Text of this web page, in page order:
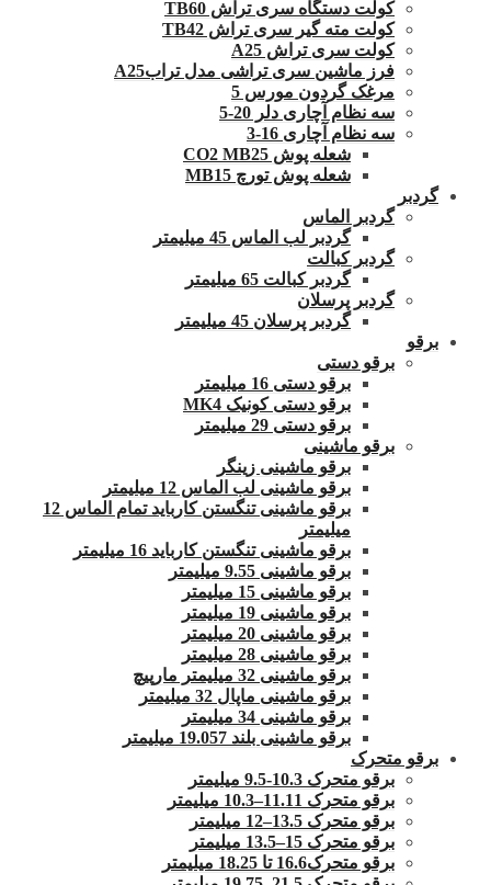
کولت دستگاه سری تراش TB60
کولت مته گیر سری تراش TB42
کولت سری تراش A25
فرز ماشین سری تراشی مدل ترابA25
مرغک گردون مورس 5
سه نظام آچاری دلر 20-5
سه نظام آچاری 16-3
شعله پوش CO2 MB25
شعله پوش تورچ MB15
گردبر
گردبر الماس
گردبر لب الماس 45 میلیمتر
گردبر کبالت
گردبر کبالت 65 میلیمتر
گردبر پرسلان
گردبر پرسلان 45 میلیمتر
برقو
برقو دستی
برقو دستی 16 میلیمتر
برقو دستی کونیک MK4
برقو دستی 29 میلیمتر
برقو ماشینی
برقو ماشینی زینگر
برقو ماشینی لب الماس 12 میلیمتر
برقو ماشینی تنگستن کارباید تمام الماس 12
میلیمتر
برقو ماشینی تنگستن کارباید 16 میلیمتر
برقو ماشینی 9.55 میلیمتر
برقو ماشینی 15 میلیمتر
برقو ماشینی 19 میلیمتر
برقو ماشینی 20 میلیمتر
برقو ماشینی 28 میلیمتر
برقو ماشینی 32 میلیمتر مارپیچ
برقو ماشینی ماپال 32 میلیمتر
برقو ماشینی 34 میلیمتر
برقو ماشینی بلند 19.057 میلیمتر
برقو متحرک
برقو متحرک 10.3-9.5 میلیمتر
برقو متحرک 11.11–10.3 میلیمتر
برقو متحرک 13.5–12 میلیمتر
برقو متحرک 15–13.5 میلیمتر
برقو متحرک16.6 تا 18.25 میلیمتر